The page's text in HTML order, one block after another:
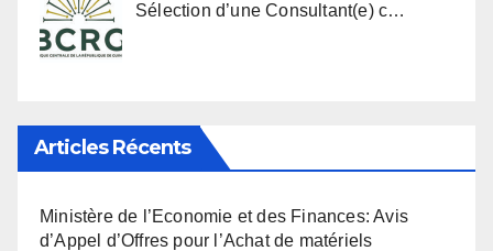
Sélection d’une Consultant(e) c…
Articles Récents
Ministère de l’Economie et des Finances: Avis
d’Appel d’Offres pour l’Achat de matériels